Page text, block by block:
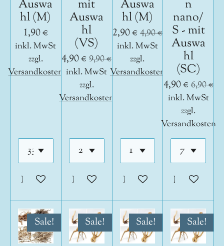
Auswa
hl (M)
1,90 €
inkl. MwSt
zzgl.
Versandkosten
In den Warenkorb
mit
Auswa
hl
(VS)
4,90 € 9,90 €
inkl. MwSt
zzgl.
Versandkosten
In den Warenkorb
Auswa
hl (M)
2,90 € 4,90 €
inkl. MwSt
zzgl.
Versandkosten
In den Warenkorb
n
nano/
S - mit
Auswa
hl
(SC)
4,90 €6,90 €
inkl. MwSt
zzgl.
Versandkosten
In den
Sale! Sale! Sale! Sale!